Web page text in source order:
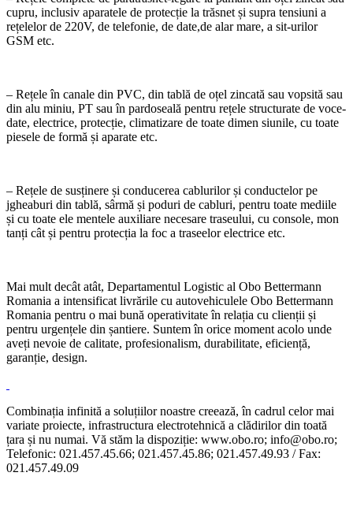
cupru, inclusiv aparatele de protecție la trăsnet și supra tensiuni a
rețelelor de 220V, de telefonie, de date,de alar mare, a sit-urilor
GSM etc.
– Rețele în canale din PVC, din tablă de oțel zincată sau vopsită sau
din alu miniu, PT sau în pardoseală pentru rețele structurate de voce-
date, electrice, protecție, climatizare de toate dimen siunile, cu toate
piesele de formă și aparate etc.
– Rețele de susținere și conducerea cablurilor și conductelor pe
jgheaburi din tablă, sârmă și poduri de cabluri, pentru toate mediile
și cu toate ele mentele auxiliare necesare traseului, cu console, mon
tanți cât și pentru protecția la foc a traseelor electrice etc.
Mai mult decât atât, Departamentul Logistic al Obo Bettermann
Romania a intensificat livrările cu autovehiculele Obo Bettermann
Romania pentru o mai bună operativitate în relația cu clienții și
pentru urgențele din șantiere. Suntem în orice moment acolo unde
aveți nevoie de calitate, profesionalism, durabilitate, eficiență,
garanție, design.
Combinația infinită a soluțiilor noastre creează, în cadrul celor mai
variate proiecte, infrastructura electrotehnică a clădirilor din toată
țara și nu numai. Vă stăm la dispoziție: www.obo.ro; info@obo.ro;
Telefonic: 021.457.45.66; 021.457.45.86; 021.457.49.93 / Fax:
021.457.49.09